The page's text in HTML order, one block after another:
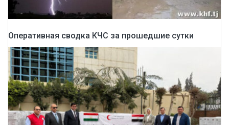
Оперативная сводка КЧС за прошедшие сутки